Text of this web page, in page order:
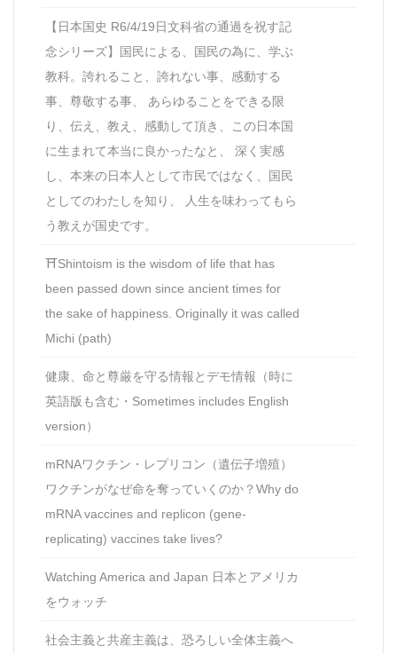
【日本国史 R6/4/19日文科省の通過を祝す記
念シリーズ】国民による、国民の為に、学ぶ
教科。誇れること、誇れない事、感動する
事、尊敬する事、 あらゆることをできる限
り、伝え、教え、感動して頂き、この日本国
に生まれて本当に良かったなと、 深く実感
し、本来の日本人として市民ではなく、国民
としてのわたしを知り、 人生を味わってもら
う教えが国史です。
⛩Shintoism is the wisdom of life that has
been passed down since ancient times for
the sake of happiness. Originally it was called
Michi (path)
健康、命と尊厳を守る情報とデモ情報（時に
英語版も含む・Sometimes includes English
version）
mRNAワクチン・レプリコン（遺伝子増殖）
ワクチンがなぜ命を奪っていくのか？Why do
mRNA vaccines and replicon (gene-
replicating) vaccines take lives?
Watching America and Japan 日本とアメリカ
をウォッチ
社会主義と共産主義は、恐ろしい全体主義へ